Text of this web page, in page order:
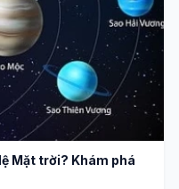
Mặt trời? Khám phá